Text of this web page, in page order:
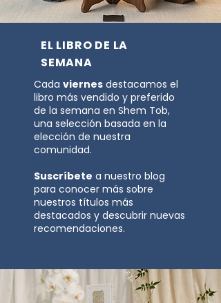
EL LIBRO DE LA
SEMANA
Cada viernes destacamos el
libro más vendido y preferido
de la semana en Shem Tob,
una selección basada en la
elección de nuestra
comunidad.
Suscríbete a nuestro blog
para conocer más sobre
nuestros títulos más
destacados y descubrir nuevas
recomendaciones.